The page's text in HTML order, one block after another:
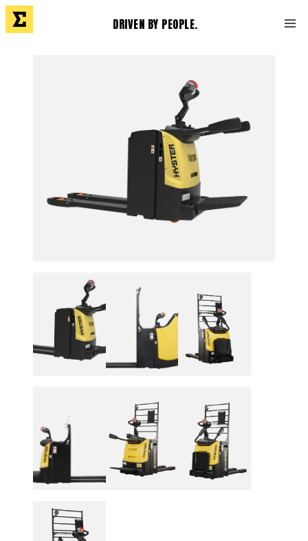
DRIVEN BY PEOPLE.